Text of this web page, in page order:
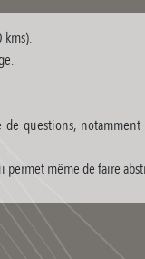
questions,
même de faire